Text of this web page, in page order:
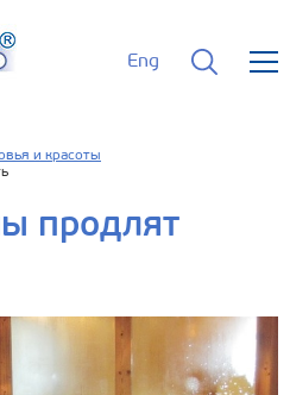
Eng
и красоты
продлят